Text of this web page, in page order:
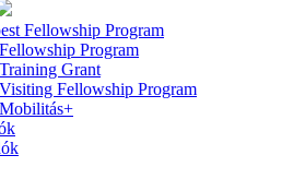
Fellowship Program
Program
Grant
Fellowship Program